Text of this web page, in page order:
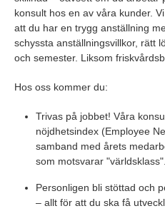
konsult hos en av våra kunder.
att du har en trygg anställning
schyssta anställningsvillkor, rätt
och semester. Liksom
Hos oss kommer du:
Trivas på jobbet! Våra
nöjdhetsindex (Employee
samband med årets
som motsvarar "världsklass".
Personligen bli stöttad och
– allt för att du ska få